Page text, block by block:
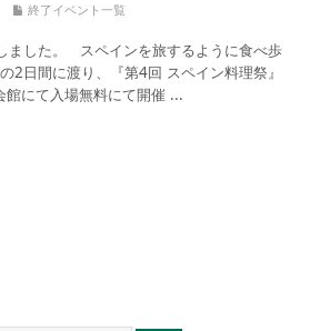
終了イベント一覧
ました。 スペインを旅するように食べ歩
日間に渡り、『第4回 スペイン料理祭』
にて入場無料にて開催 ...